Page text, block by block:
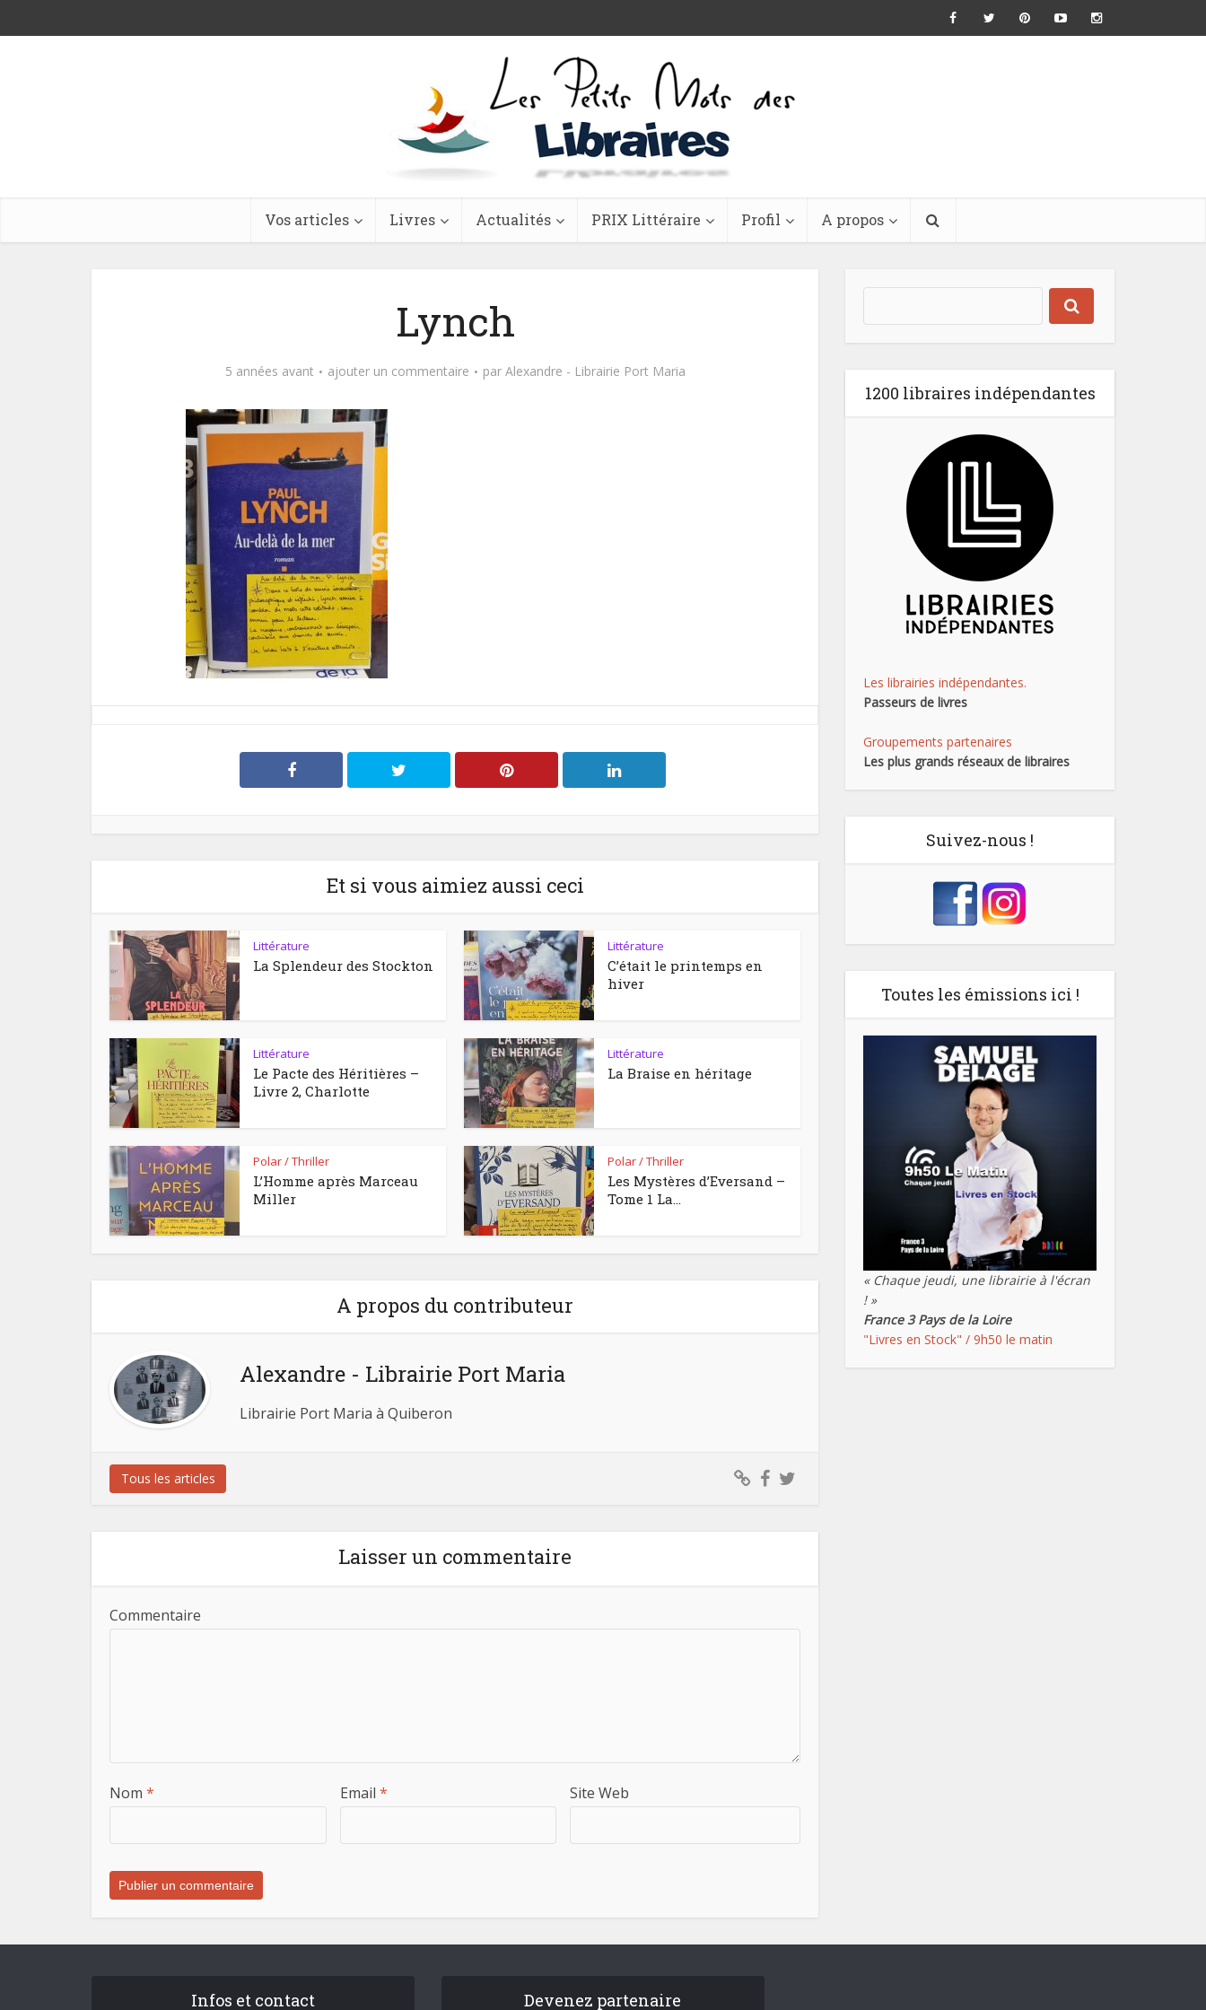
Vos articles Livres Actualités PRIX Littéraire Profil A propos
Lynch
5 années avant ajouter un commentaire par Alexandre - Librairie Port Maria
Et si vous aimiez aussi ceci
Littérature
La Splendeur des Stockton
Littérature
C’était le printemps en
hiver
Littérature
Le Pacte des Héritières –
Livre 2, Charlotte
Littérature
La Braise en héritage
Polar / Thriller
L’Homme après Marceau
Miller
Polar / Thriller
Les Mystères d’Eversand –
Tome 1 La...
A propos du contributeur
Alexandre - Librairie Port Maria
Librairie Port Maria à Quiberon
Tous les articles
Laisser un commentaire
Commentaire
Nom * Email * Site Web
1200 libraires indépendantes
Les librairies indépendantes.
Passeurs de livres
Groupements partenaires
Les plus grands réseaux de libraires
Suivez-nous !
Toutes les émissions ici !
« Chaque jeudi, une librairie à l'écran
! »
France 3 Pays de la Loire
"Livres en Stock" / 9h50 le matin
Infos et contact Devenez partenaire